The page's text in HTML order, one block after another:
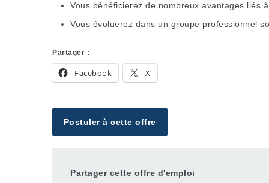
Vous bénéficierez de nombreux avantages liés
Vous évoluerez dans un groupe professionnel
Partager :
Facebook X
Postuler à cette offre
Partager cette offre d'emploi